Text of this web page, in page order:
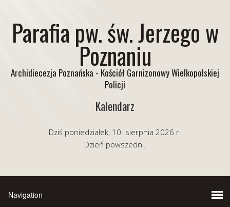
Parafia pw. św. Jerzego w
Poznaniu
Archidiecezja Poznańska - Kościół Garnizonowy Wielkopolskiej
Policji
Kalendarz
Dziś poniedziałek, 10. sierpnia 2026 r.
Dzień powszedni.